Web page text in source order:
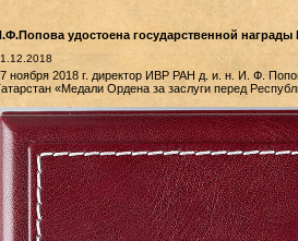
удостоена государственной награды
ноября 2018 г. директор ИВР РАН д. и. н. И. Ф.
«Медали Ордена за заслуги перед